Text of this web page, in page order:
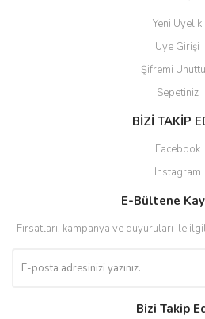
Yeni Üyelik
Üye Girişi
Şifremi
Sepetiniz
BİZİ TAKİP
Facebook
Instagram
E-Bültene
Fırsatları, kampanya ve duyuruları ile
Bizi Takip